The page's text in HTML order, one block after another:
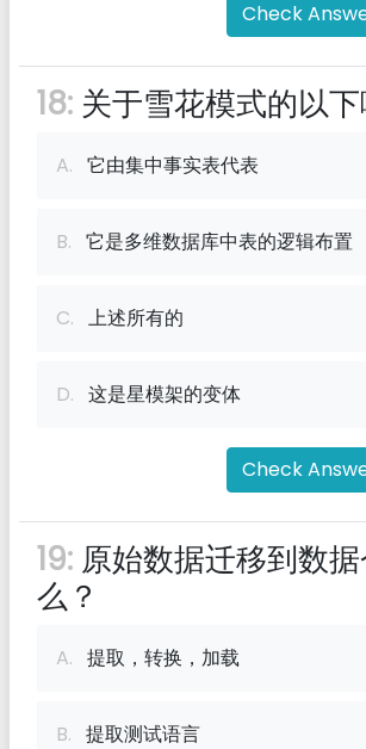
Check
18: 关于雪花模式的以
A. 它由集中事实表代表
B. 它是多维数据库中表的逻辑布置
C. 上述所有的
D. 这是星模架的变体
Check
19: 原始数据迁移到数
么？
A. 提取，转换，加载
B. 提取测试语言